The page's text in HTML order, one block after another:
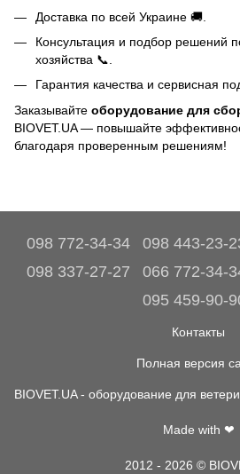
Доставка по всей Украине 🚚.
Консультация и подбор решений
хозяйства 📞.
Гарантия качества и сервисная
Заказывайте оборудование для
BIOVET.UA — повышайте
благодаря проверенным решениям!
098 772-34-34 098 443-23-
098 337-27-27
066 772-34-
095 459-90-
Контакты
Полная версия
BIOVET.UA - оборудование для
Made with ❤
2012 - 2026 ©